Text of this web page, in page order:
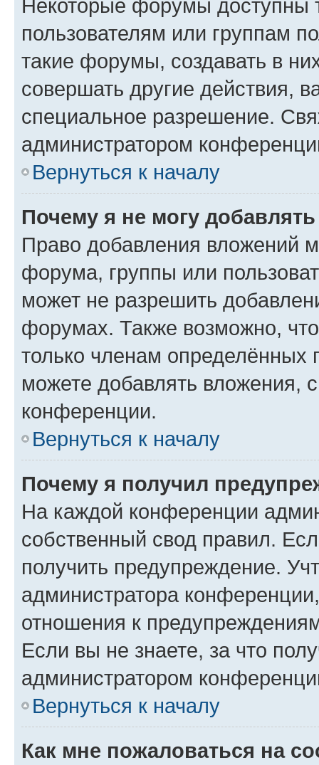
Некоторые форумы доступны
пользователям или группам
такие форумы, создавать в
совершать другие действия,
специальное разрешение.
администратором
Вернуться к началу
Почему я не могу
Право добавления вложений
форума, группы или
может не разрешить
форумах. Также возможно,
только членам определённых
можете добавлять вложения,
конференции.
Вернуться к началу
Почему я получил
На каждой конференции
собственный свод правил.
получить предупреждение.
администратора
отношения к
Если вы не знаете, за что
администратором
Вернуться к началу
Как мне пожаловаться на